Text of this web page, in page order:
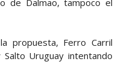
propuesta, Ferro Carril
Uruguay intentando